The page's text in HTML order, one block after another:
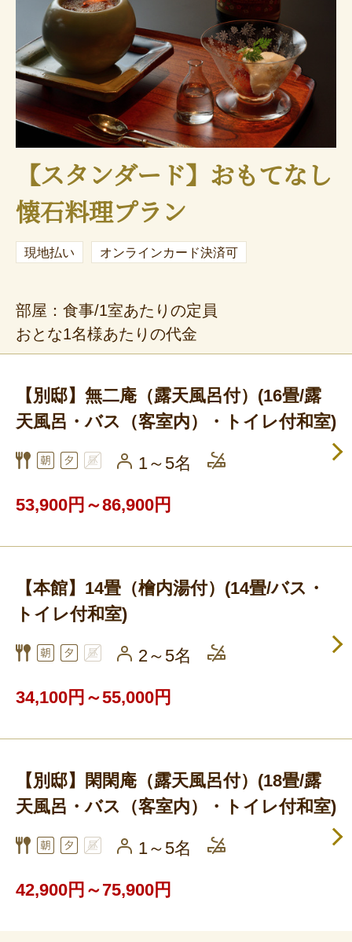
【スタンダード】おもてなし
懐石料理プラン
現地払い オンラインカード決済可
部屋：食事/1室あたりの定員
おとな1名様あたりの代金
【別邸】無二庵（露天風呂付）(16畳/露
天風呂・バス（客室内）・トイレ付和室)
1～5名
53,900円～86,900円
【本館】14畳（檜内湯付）(14畳/バス・
トイレ付和室)
2～5名
34,100円～55,000円
【別邸】閑閑庵（露天風呂付）(18畳/露
天風呂・バス（客室内）・トイレ付和室)
1～5名
42,900円～75,900円